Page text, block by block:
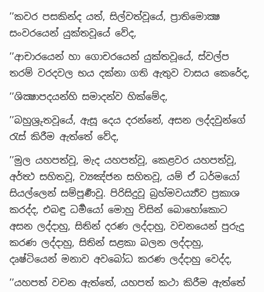
’’කවර පසකින්ද යත්, සිල්වත්වූයේ, ප්‍රාතිමොක්‍ෂ
සංවරයෙන් යුක්තවූයේ වේද,
’’ආචාරයෙන් හා ගොචරයෙන් යුක්තවූයේ, ස්වල්ප
තරම් වරදවල භය දක්නා ගති ඇතුව වාසය කෙරේද,
’’ශික්‍ෂාපදයන්හි සමාදන්ව හික්මේද,
’’බහුශ්‍රුතවූයේ, ඇසූ දෙය දරන්නේ, අසන ලද්දවුන්ගේ
රැස් කිරීම ඇත්තේ වේද,
’’මුල යහපත්වූ, මැද යහපත්වූ, කෙළවර යහපත්වූ,
අර්ත්‍ථ සහිතවූ, ව්‍යඤ්ජන සහිතවූ, යම් ඒ ධර්මයෝ
සියල්ලෙන් සම්පූර්‍ණවූ. පිරිසිදුවූ බ්‍රහ්මවර්‍ය්‍යාව ප්‍රකාශ
කරද්ද, එබඳු ධර්‍මයෝ මොහු විසින් බොහෝකොට
අසන ලද්දාහු, සිතින් දරණ ලද්දාහු, වචනයෙන් පුරුදු
කරණ ලද්දාහු, සිතින් සළකා බලන ලද්දාහු,
දෘෂ්ටියෙන් මනාව අවබෝධ කරණ ලද්දාහු වෙද්ද,
’’යහපත් වචන ඇත්තේ, යහපත් කථා කිරීම ඇත්තේ